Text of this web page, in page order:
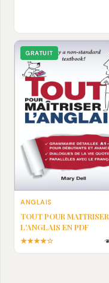
GRATUIT
ANGLAIS
TOUT POUR MAȊTRISER
L'ANGLAIS EN PDF
★★★★☆